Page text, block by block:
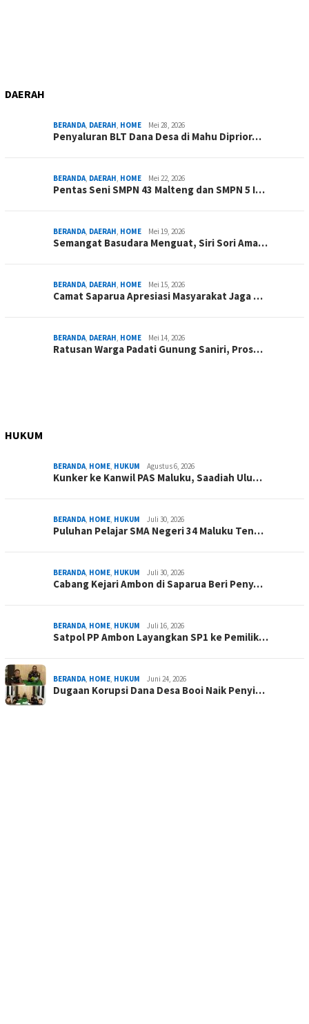
DAERAH
BERANDA, DAERAH, HOME Mei 28, 2026
Penyaluran BLT Dana Desa di Mahu Diprior…
BERANDA, DAERAH, HOME Mei 22, 2026
Pentas Seni SMPN 43 Malteng dan SMPN 5 I…
BERANDA, DAERAH, HOME Mei 19, 2026
Semangat Basudara Menguat, Siri Sori Ama…
BERANDA, DAERAH, HOME Mei 15, 2026
Camat Saparua Apresiasi Masyarakat Jaga …
BERANDA, DAERAH, HOME Mei 14, 2026
Ratusan Warga Padati Gunung Saniri, Pros…
HUKUM
BERANDA, HOME, HUKUM Agustus 6, 2026
Kunker ke Kanwil PAS Maluku, Saadiah Ulu…
BERANDA, HOME, HUKUM Juli 30, 2026
Puluhan Pelajar SMA Negeri 34 Maluku Ten…
BERANDA, HOME, HUKUM Juli 30, 2026
Cabang Kejari Ambon di Saparua Beri Peny…
BERANDA, HOME, HUKUM Juli 16, 2026
Satpol PP Ambon Layangkan SP1 ke Pemilik…
BERANDA, HOME, HUKUM Juni 24, 2026
Dugaan Korupsi Dana Desa Booi Naik Penyi…